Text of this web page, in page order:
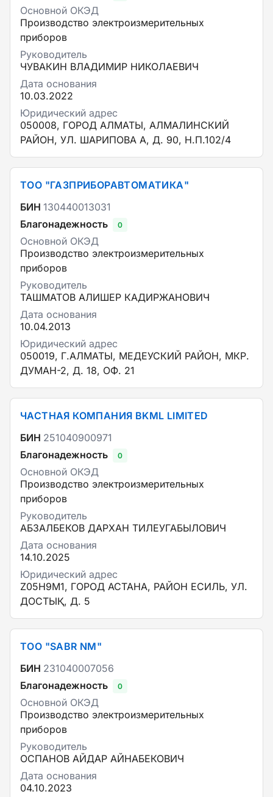
Основной ОКЭД
Производство электроизмерительных
приборов
Руководитель
ЧУВАКИН ВЛАДИМИР НИКОЛАЕВИЧ
Дата основания
10.03.2022
Юридический адрес
050008, ГОРОД АЛМАТЫ, АЛМАЛИНСКИЙ
РАЙОН, УЛ. ШАРИПОВА А, Д. 90, Н.П.102/4
ТОО "ГАЗПРИБОРАВТОМАТИКА"
БИН 130440013031
Благонадежность
0
Основной ОКЭД
Производство электроизмерительных
приборов
Руководитель
ТАШМАТОВ АЛИШЕР КАДИРЖАНОВИЧ
Дата основания
10.04.2013
Юридический адрес
050019, Г.АЛМАТЫ, МЕДЕУСКИЙ РАЙОН, МКР.
ДУМАН-2, Д. 18, ОФ. 21
ЧАСТНАЯ КОМПАНИЯ BKML LIMITED
БИН 251040900971
Благонадежность
0
Основной ОКЭД
Производство электроизмерительных
приборов
Руководитель
АБЗАЛБЕКОВ ДАРХАН ТИЛЕУГАБЫЛОВИЧ
Дата основания
14.10.2025
Юридический адрес
Z05H9M1, ГОРОД АСТАНА, РАЙОН ЕСИЛЬ, УЛ.
ДОСТЫҚ, Д. 5
ТОО "SABR NM"
БИН 231040007056
Благонадежность
0
Основной ОКЭД
Производство электроизмерительных
приборов
Руководитель
ОСПАНОВ АЙДАР АЙНАБЕКОВИЧ
Дата основания
04.10.2023